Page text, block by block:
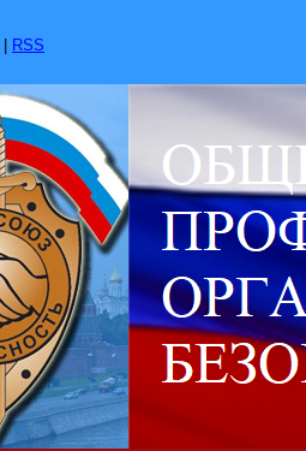
RSS